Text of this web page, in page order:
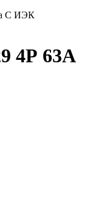
4Р 63А